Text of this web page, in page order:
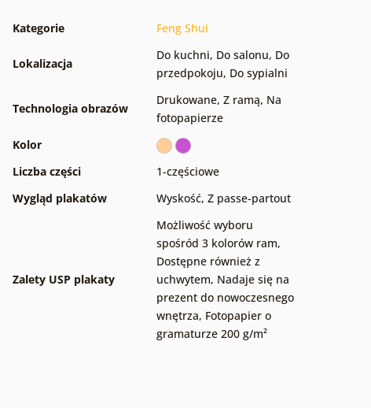
Kategorie Feng Shui
Lokalizacja
Do kuchni, Do salonu, Do
przedpokoju, Do sypialni
Technologia obrazów
Drukowane, Z ramą, Na
fotopapierze
Kolor
Liczba części
1-częściowe
Wygląd plakatów
Wyskość, Z passe-partout
Zalety USP plakaty
Możliwość wyboru
spośród 3 kolorów ram,
Dostępne również z
uchwytem, Nadaje się na
prezent do nowoczesnego
wnętrza, Fotopapier o
gramaturze 200 g/m²